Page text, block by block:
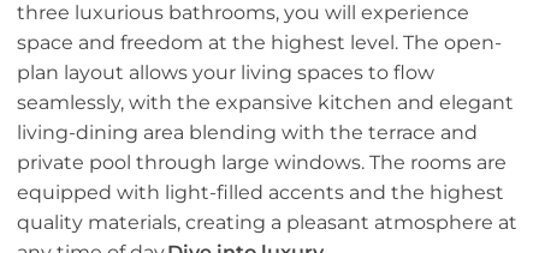
three luxurious bathrooms, you will experience
space and freedom at the highest level. The open-
plan layout allows your living spaces to flow
seamlessly, with the expansive kitchen and elegant
living-dining area blending with the terrace and
private pool through large windows. The rooms are
equipped with light-filled accents and the highest
quality materials, creating a pleasant atmosphere at